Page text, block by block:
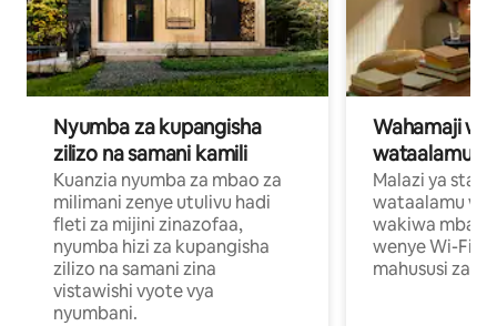
Nyumba za kupangisha
zilizo na samani kamili
Kuanzia nyumba za mbao za
milimani zenye utulivu hadi
fleti za mijini zinazofaa,
nyumba hizi za kupangisha
zilizo na samani zina
vistawishi vyote vya
nyumbani.
Wahamaji
wataalamu
Malazi ya
wataalamu
wakiwa mbali
wenye Wi-Fi
mahususi za